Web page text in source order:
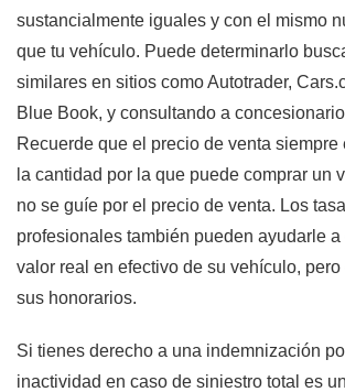
sustancialmente iguales y con el mismo
que tu vehículo. Puede determinarlo
similares en sitios como Autotrader,
Blue Book, y consultando a
Recuerde que el precio de venta siempre
la cantidad por la que puede comprar un
no se guíe por el precio de venta. Los
profesionales también pueden ayudarle a
valor real en efectivo de su vehículo,
sus honorarios.
Si tienes derecho a una indemnización
inactividad en caso de siniestro total es